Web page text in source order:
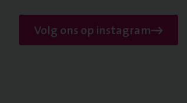
Volg ons op instagram